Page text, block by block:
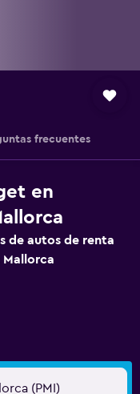
frecuentes
en
de autos de renta
Mallorca
(PMI)